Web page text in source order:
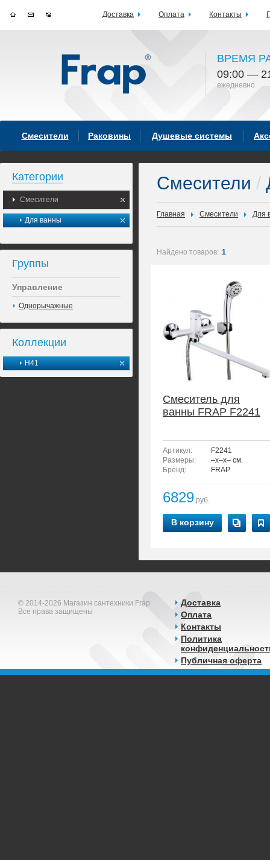
ВРЕМЯ
09:00 —
ежедневно
Смесители Раковины Душевые системы
Категории
Смесители
Для ванны
Группы
Управление
Однорычажные
Коллекции
H41
Смесители /
Главная Смесители Для
Найдено товаров: 1
Смеситель для
ванны FRAP F2241
Артикул:
F2241
Размеры:
–x–x– см.
Бренд:
FRAP
6829 руб.
В корзину
© 2014-2026 Магазин сантехники Frap
Все права защищены
Доставка
Оплата
Контакты
Политика
Публичная оферта
Доставка Оплата Контакты